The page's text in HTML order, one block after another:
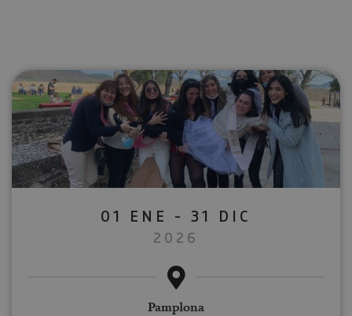
01 ENE - 31 DIC
2026
Pamplona